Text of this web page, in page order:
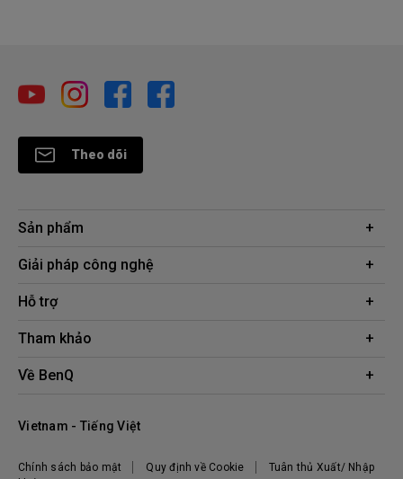
Theo dõi
Sản phẩm
Máy chiếu
Giải pháp công nghệ
Chuyên gia BenQ AQCOLOR
Màn hình bảo vệ mắt
ZOWIE eSports
Hỗ trợ
Tải xuống
Liên hệ
Tham khảo
Công cụ tính khoảng cách chiếu
Địa điểm mua hàng
Về BenQ
Tập đoàn BenQ
Chính sách bảo mật Quy định về Cookie
Tuân thủ Xuất/ Nhập
Vietnam - Tiếng Việt